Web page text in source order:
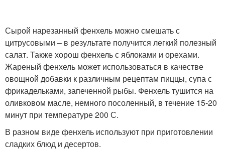
Сырой нарезанный фенхель можно смешать с
цитрусовыми – в результате получится легкий полезный
салат. Также хорош фенхель с яблоками и орехами.
Жареный фенхель может использоваться в качестве
овощной добавки к различным рецептам пиццы, супа с
фрикадельками, запеченной рыбы. Фенхель тушится на
оливковом масле, немного посоленный, в течение 15-20
минут при температуре 200 С.
В разном виде фенхель используют при приготовлении
сладких блюд и десертов.